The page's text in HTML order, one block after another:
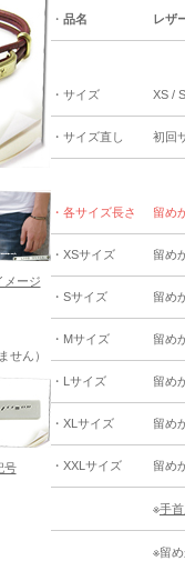
メージ
せん）
号
・ 品名 レザ
・サイズ XS /
・サイズ直し 初回
・各サイズ長さ 留め
・XSサイズ 留め
・Sサイズ 留め
・Mサイズ 留め
・Lサイズ 留め
・XLサイズ 留め
・XXLサイズ 留め
※手
※留